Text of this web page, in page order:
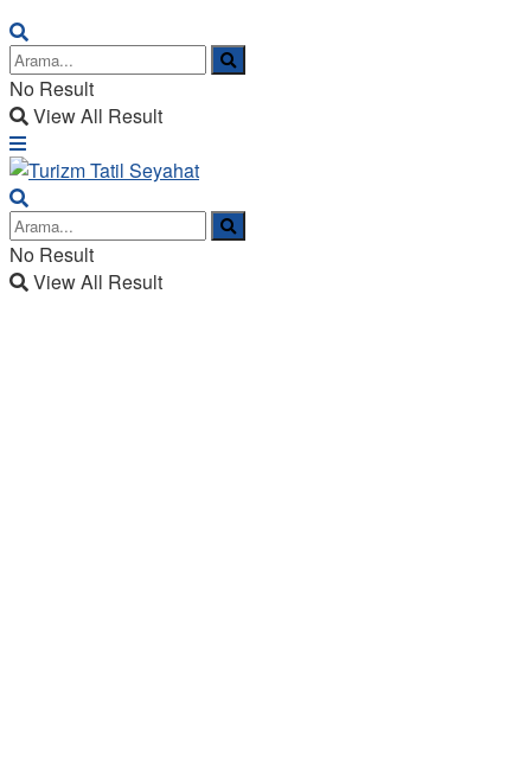
No Result
View All Result
No Result
View All Result